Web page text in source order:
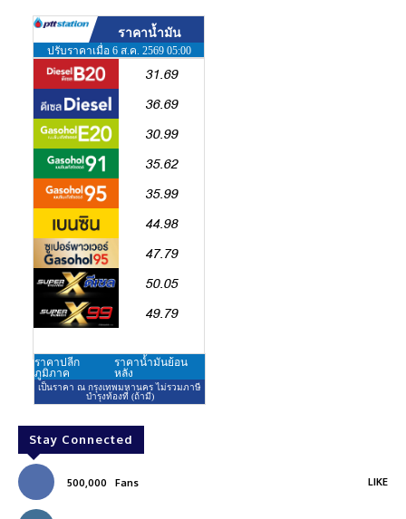
Stay Connected
500,000 Fans LIKE